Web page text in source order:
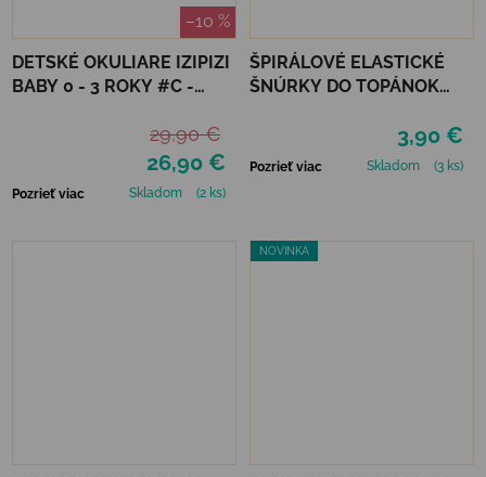
–10 %
DETSKÉ OKULIARE IZIPIZI
BABY 0 - 3 ROKY #C -
26,90 €
29,90 €
Pozrieť viac Skladom (2 ks)
ŠPIRÁLOVÉ ELASTICKÉ
ŠNÚRKY DO TOPÁNOK
3,90 €
Pozrieť viac Skladom (3 ks)
NOVINKA